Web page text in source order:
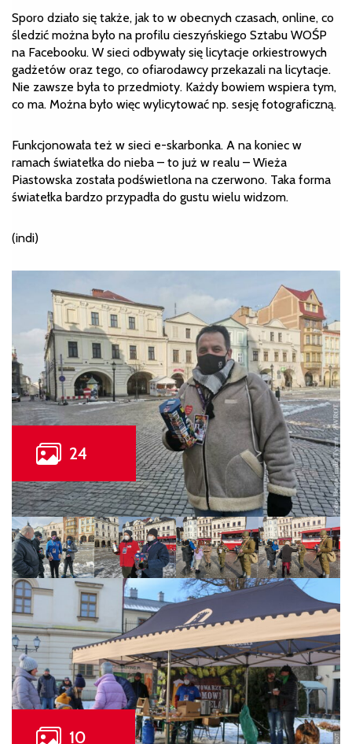
Sporo działo się także, jak to w obecnych czasach, online, co
śledzić można było na profilu cieszyńskiego Sztabu WOŚP
na Facebooku. W sieci odbywały się licytacje orkiestrowych
gadżetów oraz tego, co ofiarodawcy przekazali na licytacje.
Nie zawsze była to przedmioty. Każdy bowiem wspiera tym,
co ma. Można było więc wylicytować np. sesję fotograficzną.
Funkcjonowała też w sieci e-skarbonka. A na koniec w
ramach światełka do nieba – to już w realu – Wieża
Piastowska została podświetlona na czerwono. Taka forma
światełka bardzo przypadła do gustu wielu widzom.
(indi)